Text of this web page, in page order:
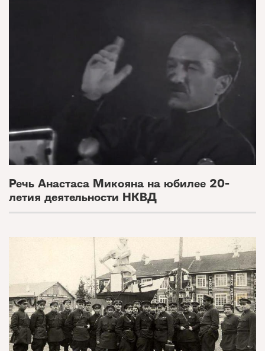
Речь Анастаса Микояна на юбилее 20-
летия деятельности НКВД